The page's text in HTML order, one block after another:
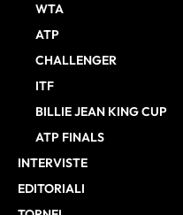
WTA
ATP
CHALLENGER
ITF
BILLIE JEAN KING CUP
ATP FINALS
INTERVISTE
EDITORIALI